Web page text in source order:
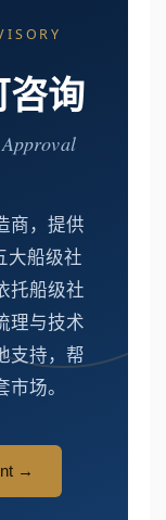
咨询
商，提供
大船级社
托船级社
理与技术
支持，帮
场。
→